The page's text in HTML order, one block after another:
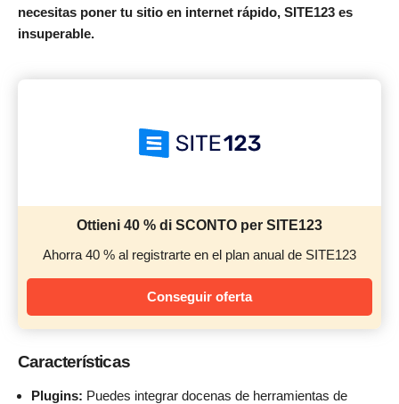
necesitas poner tu sitio en internet rápido, SITE123 es
insuperable.
Ottieni 40 % di SCONTO per SITE123
Ahorra 40 % al registrarte en el plan anual de SITE123
Conseguir oferta
Características
Plugins: Puedes integrar docenas de herramientas de